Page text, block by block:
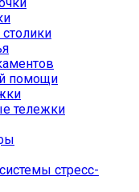
помощи
тележки
стресс-